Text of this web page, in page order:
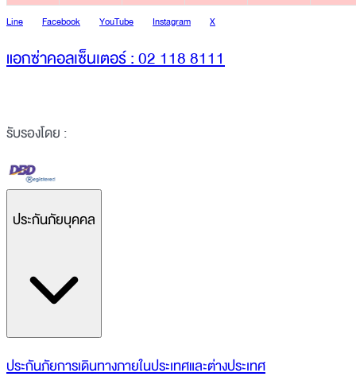
Line Facebook YouTube Instagram X
แอกซ่าคอลเซ็นเตอร์ : 02 118 8111
รับรองโดย :
ประกันภัยบุคคล
ประกันภัยการเดินทางภายในประเทศและต่างประเทศ